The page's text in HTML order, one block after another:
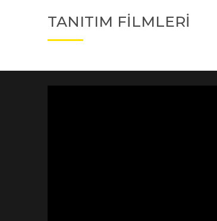
TANITIM FİLMLERİ